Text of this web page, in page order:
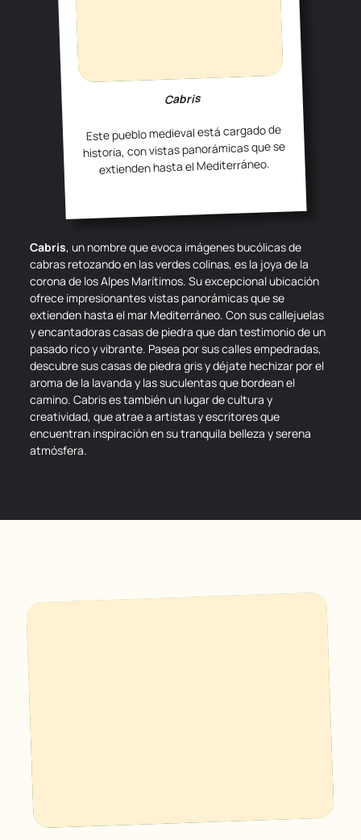
Cabris
Este pueblo medieval está cargado de
historia, con vistas panorámicas que se
extienden hasta el Mediterráneo.
Cabris, un nombre que evoca imágenes bucólicas de
cabras retozando en las verdes colinas, es la joya de la
corona de los Alpes Marítimos. Su excepcional ubicación
ofrece impresionantes vistas panorámicas que se
extienden hasta el mar Mediterráneo. Con sus callejuelas
y encantadoras casas de piedra que dan testimonio de un
pasado rico y vibrante. Pasea por sus calles empedradas,
descubre sus casas de piedra gris y déjate hechizar por el
aroma de la lavanda y las suculentas que bordean el
camino. Cabris es también un lugar de cultura y
creatividad, que atrae a artistas y escritores que
encuentran inspiración en su tranquila belleza y serena
atmósfera.